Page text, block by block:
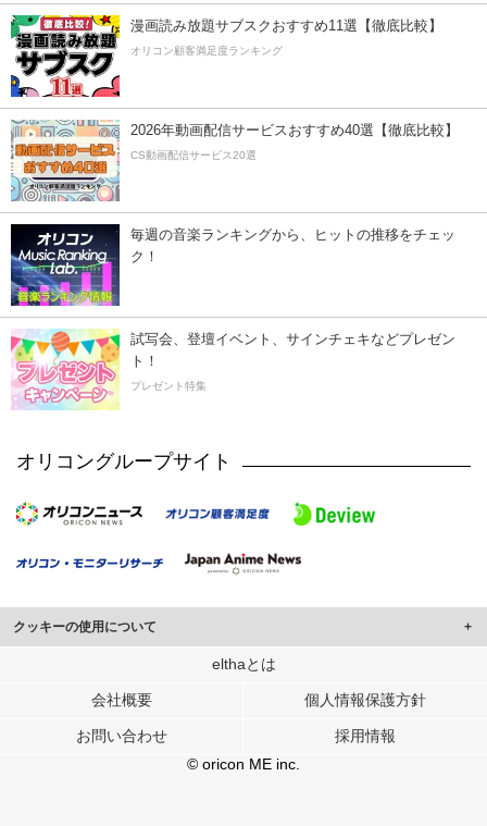
漫画読み放題サブスクおすすめ11選【徹底比較】
オリコン顧客満足度ランキング
2026年動画配信サービスおすすめ40選【徹底比較】
CS動画配信サービス20選
毎週の音楽ランキングから、ヒットの推移をチェッ
ク！
試写会、登壇イベント、サインチェキなどプレゼン
ト！
プレゼント特集
オリコングループサイト
クッキーの使用について
このサイトでは Cookie を使用して、ユーザーに合わせたコンテンツや広告の
行っています。
メディアや広告配信、データ解析の各パートナーに提供しています。
各パートナーは、この情報とユーザーが各パートナーに提供した他の情報や、
ユーザーが各パートナーのサービスを使用したときに収集した他の情報を組み
elthaとは
会社概要 個人情報保護方針
お問い合わせ
採用情報
© oricon ME inc.